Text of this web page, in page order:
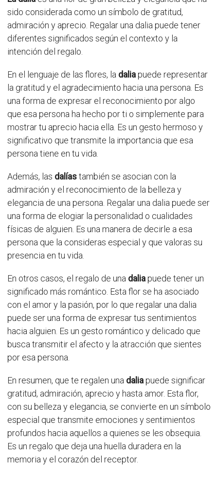
sido considerada como un símbolo de gratitud,
admiración y aprecio. Regalar una dalia puede tener
diferentes significados según el contexto y la
intención del regalo.
En el lenguaje de las flores, la daliapuede representar
la gratitud y el agradecimiento hacia una persona. Es
una forma de expresar el reconocimiento por algo
que esa persona ha hecho por ti o simplemente para
mostrar tu aprecio hacia ella. Es un gesto hermoso y
significativo que transmite la importancia que esa
persona tiene en tu vida.
Además, las dalíastambién se asocian con la
admiración y el reconocimiento de la belleza y
elegancia de una persona. Regalar una dalia puede ser
una forma de elogiar la personalidad o cualidades
físicas de alguien. Es una manera de decirle a esa
persona que la consideras especial y que valoras su
presencia en tu vida.
En otros casos, el regalo de una daliapuede tener un
significado más romántico. Esta flor se ha asociado
con el amor y la pasión, por lo que regalar una dalia
puede ser una forma de expresar tus sentimientos
hacia alguien. Es un gesto romántico y delicado que
busca transmitir el afecto y la atracción que sientes
por esa persona.
En resumen, que te regalen una daliapuede significar
gratitud, admiración, aprecio y hasta amor. Esta flor,
con su belleza y elegancia, se convierte en un símbolo
especial que transmite emociones y sentimientos
profundos hacia aquellos a quienes se les obsequia.
Es un regalo que deja una huella duradera en la
memoria y el corazón del receptor.